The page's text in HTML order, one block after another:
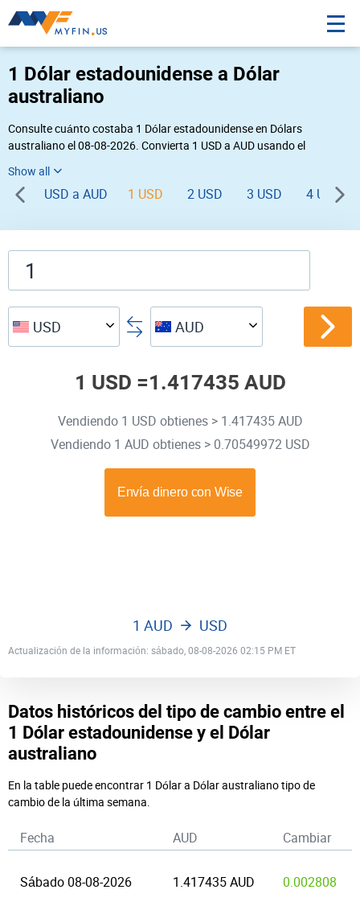
1 Dólar estadounidense a Dólar
australiano
Consulte cuánto costaba 1 Dólar estadounidense en Dólars
australiano el 08-08-2026. Convierta 1 USD a AUD usando el
inversa, vaya a «
USD a AUD 1 USD 2 USD 3 USD 4 USD
USD AUD
1 USD =1.417435 AUD
Vendiendo 1 USD obtienes > 1.417435 AUD
Vendiendo 1 AUD obtienes > 0.70549972 USD
Actualización de la información: sábado, 08-08-2026 02:15 PM ET
1 AUD USD
Datos históricos del tipo de cambio entre el
1 Dólar estadounidense y el Dólar
australiano
En la table puede encontrar 1 Dólar a Dólar australiano tipo de
cambio de la última semana.
Fecha AUD Cambiar
Sábado 08-08-2026 1.417435 AUD 0.002808